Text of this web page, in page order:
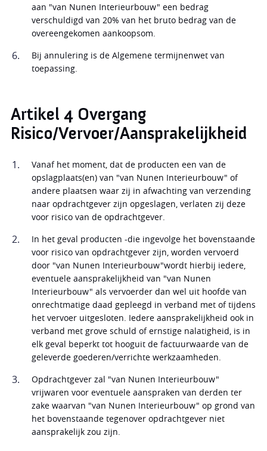
aan "van Nunen Interieurbouw" een bedrag
verschuldigd van 20% van het bruto bedrag van de
overeengekomen aankoopsom.
Bij annulering is de Algemene termijnenwet van
toepassing.
Artikel 4 Overgang
Risico/Vervoer/Aansprakelijkheid
Vanaf het moment, dat de producten een van de
opslagplaats(en) van "van Nunen Interieurbouw" of
andere plaatsen waar zij in afwachting van verzending
naar opdrachtgever zijn opgeslagen, verlaten zij deze
voor risico van de opdrachtgever.
In het geval producten -die ingevolge het bovenstaande
voor risico van opdrachtgever zijn, worden vervoerd
door "van Nunen Interieurbouw"wordt hierbij iedere,
eventuele aansprakelijkheid van "van Nunen
Interieurbouw" als vervoerder dan wel uit hoofde van
onrechtmatige daad gepleegd in verband met of tijdens
het vervoer uitgesloten. Iedere aansprakelijkheid ook in
verband met grove schuld of ernstige nalatigheid, is in
elk geval beperkt tot hooguit de factuurwaarde van de
geleverde goederen/verrichte werkzaamheden.
Opdrachtgever zal "van Nunen Interieurbouw"
vrijwaren voor eventuele aanspraken van derden ter
zake waarvan "van Nunen Interieurbouw" op grond van
het bovenstaande tegenover opdrachtgever niet
aansprakelijk zou zijn.